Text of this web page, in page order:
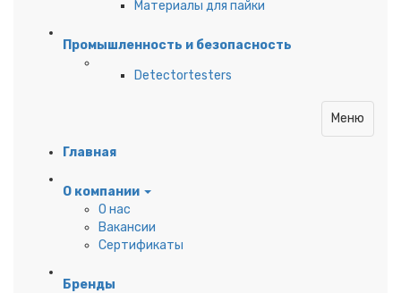
Материалы для пайки
Промышленность и безопасность
Detectortesters
Меню
Главная
О компании
О нас
Вакансии
Сертификаты
Бренды